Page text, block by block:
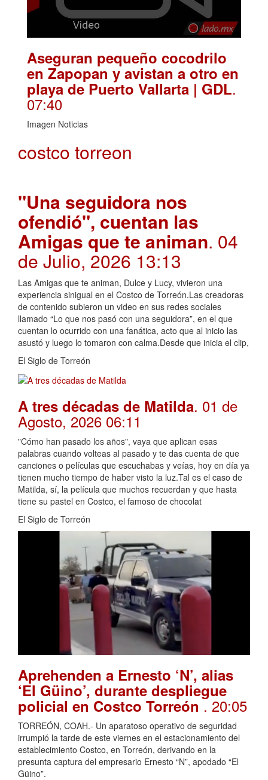
Aseguran pequeño cocodrilo
en Zapopan y avistan a otro en
playa de Puerto Vallarta | GDL.
07:40
Imagen Noticias
costco torreon
"Una seguidora nos
ofendió", cuentan las
Amigas que te animan. 04
de Julio, 2026 13:13
Las Amigas que te animan, Dulce y Lucy, vivieron una
experiencia sinigual en el Costco de Torreón.Las creadoras
de contenido subieron un video en sus redes sociales
llamado “Lo que nos pasó con una seguidora”, en el que
cuentan lo ocurrido con una fanática, acto que al inicio las
asustó y luego lo tomaron con calma.Desde que inicia el clip,
El Siglo de Torreón
A tres décadas de Matilda. 01 de
Agosto, 2026 06:11
"Cómo han pasado los años", vaya que aplican esas
palabras cuando volteas al pasado y te das cuenta de que
canciones o películas que escuchabas y veías, hoy en día ya
tienen mucho tiempo de haber visto la luz.Tal es el caso de
Matilda, sí, la película que muchos recuerdan y que hasta
tiene su pastel en Costco, el famoso de chocolat
El Siglo de Torreón
Aprehenden a Ernesto ‘N’, alias
‘El Güino’, durante despliegue
policial en Costco Torreón. 20:05
TORREÓN, COAH.- Un aparatoso operativo de seguridad
irrumpió la tarde de este viernes en el estacionamiento del
establecimiento Costco, en Torreón, derivando en la
presunta captura del empresario Ernesto “N”, apodado “El
Güino”.